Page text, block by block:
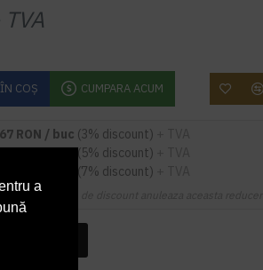
a
TVA
COŞ CUMPARA ACUM
RON / buc (3% discount)
RON / buc(5% discount)
(7% discount)
Cupoanele de discount anuleaza aceasta reducere